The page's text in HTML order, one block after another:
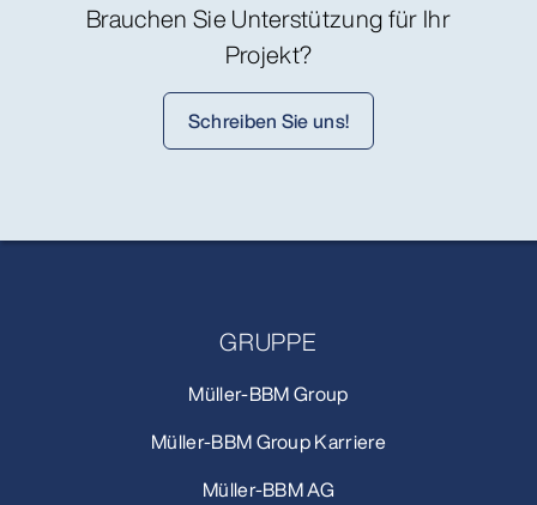
Brauchen Sie Unterstützung für Ihr
Projekt?
Schreiben Sie uns!
GRUPPE
Müller-BBM Group
Müller-BBM Group Karriere
Müller-BBM AG